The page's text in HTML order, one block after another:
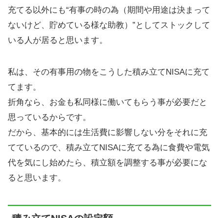
充てる以外にも“有事の時の為（期間や用途は決まって
ないけど、貯めている様な助教）”としてストックして
いる人が居ると思います。
私は、その有事用の物をこうした積み立てNISAに充て
てます。
折角なら、お金も私同様に働いてもらう事が必要だと
思っているからです。
だから、基本的には生活費に影響しない分をそれに充
てているので、積み立てNISAに充てる為に食費や電気
代を気にし始めたら、積立額を調整する事が必要にな
ると思います。